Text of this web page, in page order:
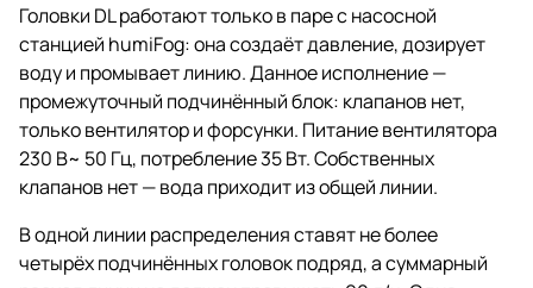
Головки DL работают только в паре с насосной
станцией humiFog: она создаёт давление, дозирует
воду и промывает линию. Данное исполнение —
промежуточный подчинённый блок: клапанов нет,
только вентилятор и форсунки. Питание вентилятора
230 В~ 50 Гц, потребление 35 Вт. Собственных
клапанов нет — вода приходит из общей линии.
В одной линии распределения ставят не более
четырёх подчинённых головок подряд, а суммарный